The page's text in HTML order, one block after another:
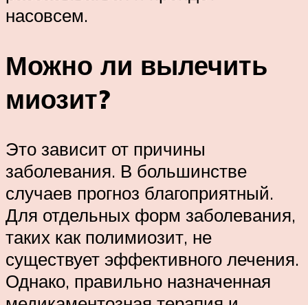
насовсем.
Можно ли вылечить
миозит?
Это зависит от причины
заболевания. В большинстве
случаев прогноз благоприятный.
Для отдельных форм заболевания,
таких как полимиозит, не
существует эффективного лечения.
Однако, правильно назначенная